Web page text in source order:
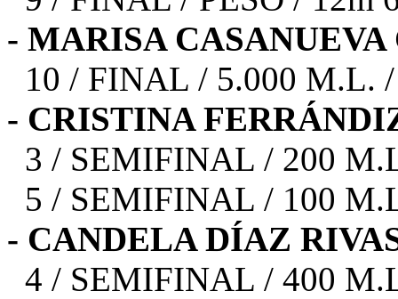
- MARISA
10 / FINAL / 5.000 M.L.
- CRISTINA
3 / SEMIFINAL / 200
5 / SEMIFINAL / 100
- CANDELA DÍAZ
4 / SEMIFINAL / 400